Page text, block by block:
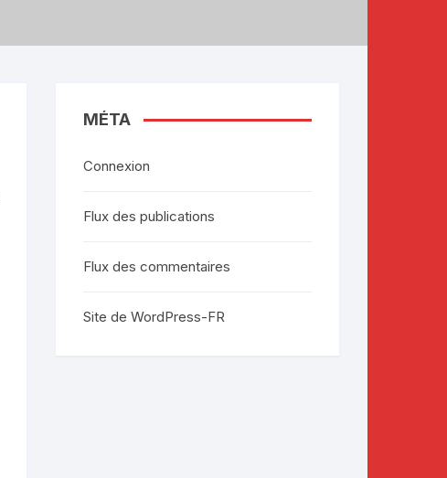
MÉTA
Connexion
Flux des publications
Flux des commentaires
Site de WordPress-FR